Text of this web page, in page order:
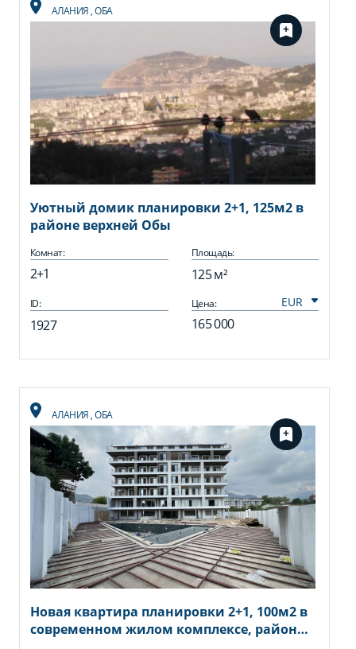
АЛАНИЯ,ОБА
Уютный домик планировки 2+1, 125м2 в
районе верхней Обы
Комнат:
2+1
Площадь:
125 м²
ID:
1927
Цена:
165 000
АЛАНИЯ,ОБА
Новая квартира планировки 2+1, 100м2 в
современном жилом комплексе, район